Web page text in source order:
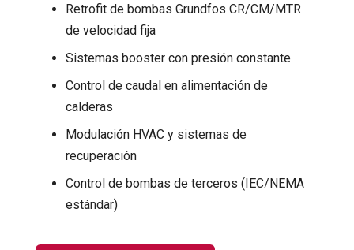
Retrofit de bombas Grundfos CR/CM/MTR
de velocidad fija
Sistemas booster con presión constante
Control de caudal en alimentación de
calderas
Modulación HVAC y sistemas de
recuperación
Control de bombas de terceros (IEC/NEMA
estándar)